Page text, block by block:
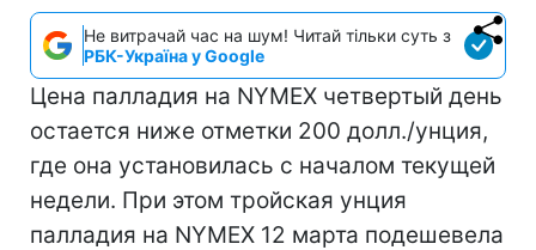
Не витрачай час на шум! Читай тільки суть з
РБК-Україна у Google
Цена палладия на NYMEX четвертый день
остается ниже отметки 200 долл./унция,
где она установилась с началом текущей
недели. При этом тройская унция
палладия на NYMEX 12 марта подешевела